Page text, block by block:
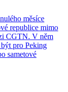
měsíce
republice mimo
CGTN. V něm
pro Peking
sametové